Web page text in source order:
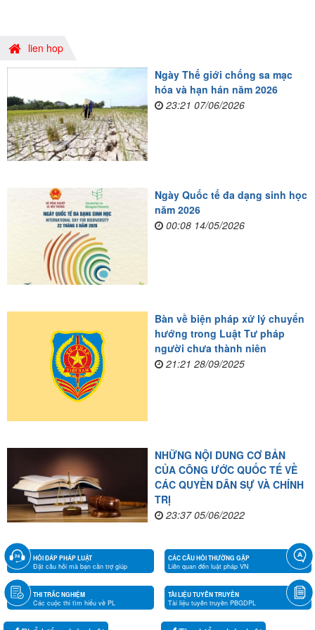
lien hop
Ngày Thế giới chống sa mạc
hóa và hạn hán năm 2026
23:21 07/06/2026
Ngày Quốc tế đa dạng sinh học
năm 2026
00:08 14/05/2026
Bàn về biện pháp xử lý chuyển
hướng trong Luật Tư pháp
người chưa thành niên
21:21 28/09/2025
NHỮNG NỘI DUNG CƠ BẢN
CỦA CÔNG ƯỚC QUỐC TẾ VỀ
CÁC QUYỀN DÂN SỰ VÀ CHÍNH
TRỊ
23:37 05/06/2022
HỎI ĐÁP PHÁP LUẬT
Đặt câu hỏi mà bạn cần trợ giúp
CÁC CÂU HỎI THƯỜNG GẶP
Liên quan đến luật pháp VN
THI TRẮC NGHIỆM
Các cuộc thi tìm hiểu về PL
TÀI LIỆU TUYÊN TRUYỀN
Tài liệu tuyên truyền PBGDPL